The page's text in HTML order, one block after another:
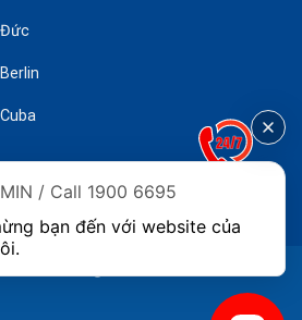
©
/ Call 1900 6695
bạn đến với website của